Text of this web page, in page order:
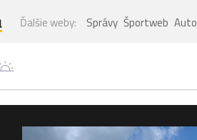
Ďalšie weby: Správy Športweb Auto